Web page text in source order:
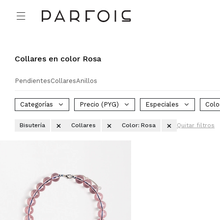

Collares en color Rosa
PendientesCollaresAnillos
Categorías Precio (PYG) Especiales
Bisutería Collares Color: Rosa Quitar filtros